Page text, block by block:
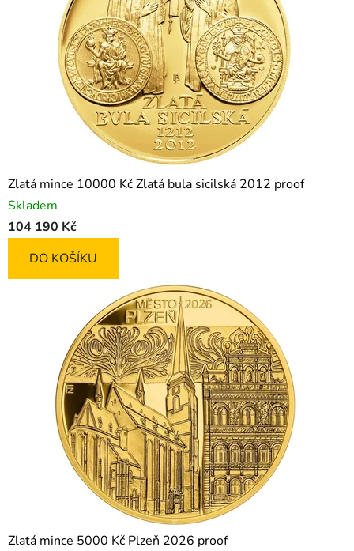
Zlatá mince 10000 Kč Zlatá bula sicilská 2012 proof
Skladem
104 190 Kč
DO KOŠÍKU
Zlatá mince 5000 Kč Plzeň 2026 proof